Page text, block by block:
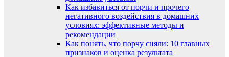
Как избавиться от порчи и прочего
негативного воздействия в домашних
условиях: эффективные методы и
рекомендации
Как понять, что порчу сняли: 10 главных
признаков и оценка результата